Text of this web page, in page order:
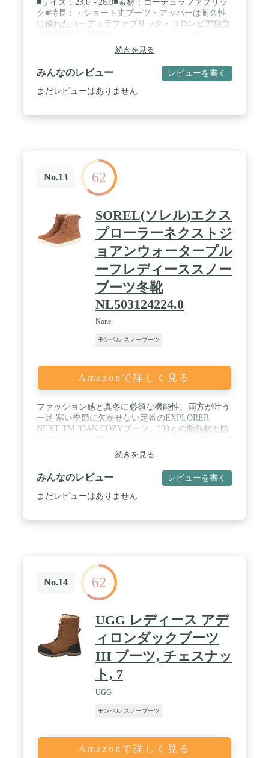
■サイズ：23.0～28.0■素材：コーデュラファブリッ
ク■特長：・ショート丈ブーツ・アッパーは耐久性
に優れたコーデュラファブリック・コロンビア独自
EVA素材を増したミッドソールにより、高いクッシ
ョン性を確保・アウトソールはヴィブラム・メガグ
リップ・フィッテイング調整が幅広なバンジーコー
ド仕様で足首回りのフィット感と歩行の安定性を向
上・グローブをはめたままで調整可能なアジャスタ
続きを見る
みんなのレビュー レビューを書く
まだレビューはありません
No.13 62
SOREL(ソレル)エクス
プローラーネクストジ
ョアンウォータープル
ーフレディーススノー
ブーツ冬靴
NL503124224.0
None
モンベル スノーブーツ
Amazonで詳しく見る
ファッション感と真冬に必須な機能性、両方が叶う
一足 寒い季節に欠かせない定番のEXPLORER
NEXT TM JOAN COZYブーツ。100 g の断熱材と防
ンはこれまでよりワイドフィットになっているの
で、足入れがしやすいのが特徴。素材はフェイクム
ートンと防水スエード2種で展開、デザイン性だけ
でなく、機能面のパフォーマンスも高い一足を、新
たな冬のワードローブに。 / 【アッパー】スエード
感の異なる場合や性質上シワやキズ、左右差、個体
差がある場合がございます。 ※入荷時期によりマイ
ナーチェンジの可能性がございます。 ※ご覧頂く
WEB環境(PC・スマートフォンの画面設定)によりま
して、色の見え方や色彩が実物と異なる可能性がご
ざいます。
続きを見る
みんなのレビュー レビューを書く
まだレビューはありません
No.14 62
UGG レディース アデ
ィロンダックブーツ
III ブーツ, チェスナッ
ト, 7
UGG
モンベル スノーブーツ
Amazonで詳しく見る